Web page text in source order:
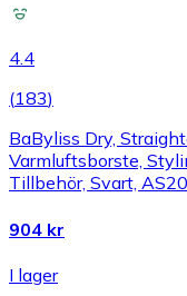
4.4
(183)
BaByliss Dry,
Varmluftsborste,
Tillbehör, Svart,
904 kr
I lager